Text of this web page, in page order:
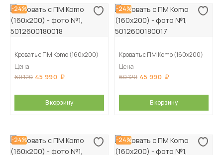
-24%
Кровать с ПМ Komo (160х200)
Цена
60 120 45 990
В корзину
-24%
Кровать с ПМ Komo (160х200)
Цена
60 120 45 990
В корзину
-24% -24%